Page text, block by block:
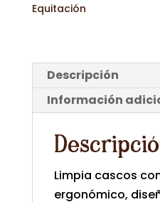
Equitación
Descripción
Información
Limpia cascos
ergonómico,